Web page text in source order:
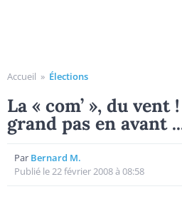
Accueil » Élections
La « com’ », du vent
grand pas en avant
Par Bernard M.
Publié le 22 février 2008 à 08:58